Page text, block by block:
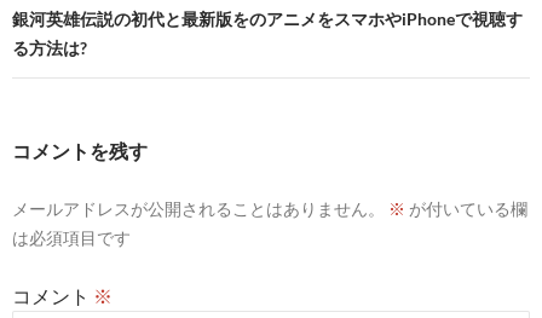
ビ
ゲ
シ
ン
銀河英雄伝説の初代と最新版をのアニメをスマホやiPhoneで視聴す
る方法は?
コメントを残す
メールアドレスが公開されることはありません。 ※ が付いている欄
は必須項目です
コメント ※